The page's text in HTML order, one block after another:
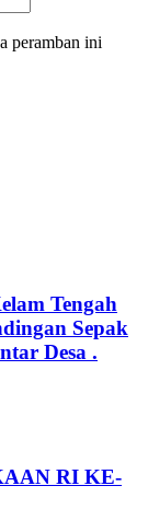
peramban ini
Tengah
Sepak
Desa .
RI KE-